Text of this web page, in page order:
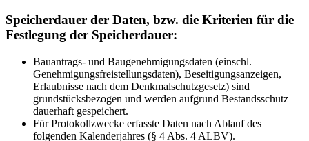
Speicherdauer der Daten, bzw. die Kriterien für die
Festlegung der Speicherdauer:
Bauantrags- und Baugenehmigungsdaten (einschl.
Genehmigungsfreistellungsdaten), Beseitigungsanzeigen,
Erlaubnisse nach dem Denkmalschutzgesetz) sind
grundstücksbezogen und werden aufgrund Bestandsschutz
dauerhaft gespeichert.
Für Protokollzwecke erfasste Daten nach Ablauf des
folgenden Kalenderjahres (§ 4 Abs. 4 ALBV).